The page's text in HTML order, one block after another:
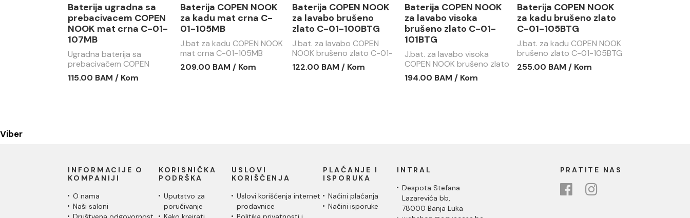
Baterija ugradna sa
prebacivacem COPEN
NOOK mat crna C-01-
107MB
Ugradna baterija sa
prebacivačem COPEN
NOOK mat crna C-01-
107MB
115.00 BAM / Kom
Baterija COPEN NOOK
za kadu mat crna C-
01-105MB
J.bat za kadu COPEN NOOK
mat crna C-01-105MB
209.00 BAM / Kom
Baterija COPEN NOOK
za lavabo brušeno
zlato C-01-100BTG
J.bat. za lavabo COPEN
NOOK brušeno zlato C-01-
100BTG
122.00 BAM / Kom
Baterija COPEN NOOK
za lavabo visoka
brušeno zlato C-01-
101BTG
J.bat. za lavabo visoka
COPEN NOOK brušeno zlato
C-01-101BTG
194.00 BAM / Kom
Baterija COPEN NOOK
za kadu brušeno zlato
C-01-105BTG
J.bat. za kadu COPEN NOOK
brušeno zlato C-01-105BTG
255.00 BAM / Kom
Viber
INFORMACIJE O
KOMPANIJI
O nama
Naši saloni
KORISNIČKA
PODRŠKA
Uputstvo za
poručivanje
USLOVI
KORIŠĆENJA
Uslovi korišćenja internet
prodavnice
PLAĆANJE I
ISPORUKA
Načini plaćanja
Načini isporuke
INTRAL
Despota Stefana
Lazarevića bb,
78000 Banja Luka
PRATITE NAS